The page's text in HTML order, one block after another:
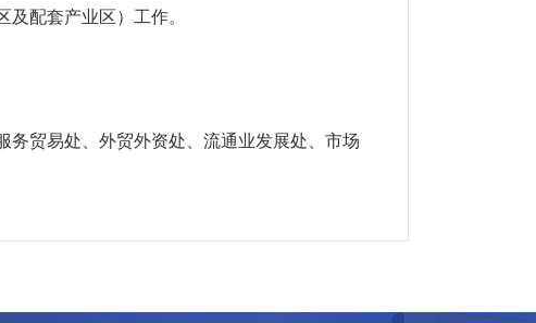
配套产业区）工作。
贸易处、外贸外资处、流通业发展处、市场